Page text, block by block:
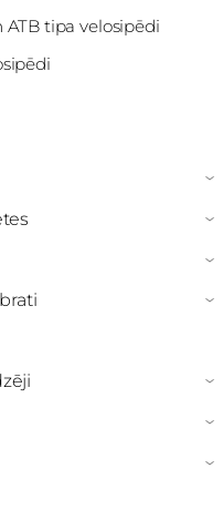
tipa velosipēdi
›
›
›
›
›
›
›